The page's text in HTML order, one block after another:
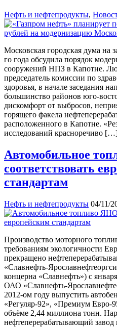
Нефть и нефтепродукты,
Московская городская дума на
го года обсудила порядок
сооружений НПЗ в Капотне.
председатель комиссии по
здоровья, в начале заседания
большинство районов юго-
дискомфорт от выбросов,
горящего факела
расположенного в Капотне.
исследований красноречиво
Автомобильное
соответствовать
стандартам
Нефть и нефтепродукты 04/11/
Производство моторного
требованиям экологичности
прекращено
«Славнефть-
концерна «Славнефть») с
ОАО «Славнефть-
2012-ом году выпустить
«Регуляр-92», «Премиум Евро-
объёме 2,44 миллиона тонн.
нефтеперерабатывающий